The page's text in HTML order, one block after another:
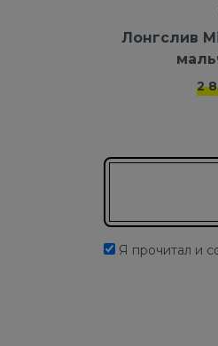
Лонгслив
2
Я прочитал и